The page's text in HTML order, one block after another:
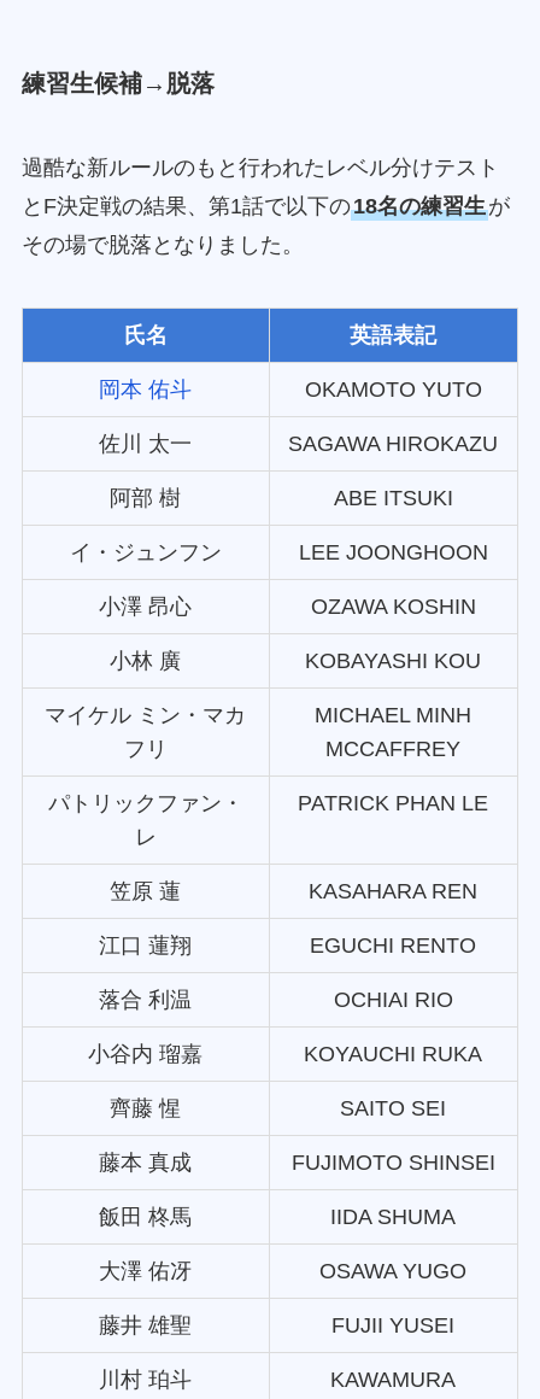
練習生候補→脱落
過酷な新ルールのもと行われたレベル分けテスト
とF決定戦の結果、第1話で以下の18名の練習生が
その場で脱落となりました。
氏名 英語表記
岡本 佑斗 OKAMOTO YUTO
佐川 太一 SAGAWA HIROKAZU
阿部 樹 ABE ITSUKI
イ・ジュンフン LEE JOONGHOON
小澤 昂心 OZAWA KOSHIN
小林 廣 KOBAYASHI KOU
マイケル ミン・マカ
フリ
MICHAEL MINH
MCCAFFREY
パトリックファン・
レ
PATRICK PHAN LE
笠原 蓮 KASAHARA REN
江口 蓮翔 EGUCHI RENTO
落合 利温 OCHIAI RIO
小谷内 瑠嘉 KOYAUCHI RUKA
齊藤 惺 SAITO SEI
藤本 真成 FUJIMOTO SHINSEI
飯田 柊馬 IIDA SHUMA
大澤 佑冴 OSAWA YUGO
藤井 雄聖 FUJII YUSEI
川村 珀斗
KAWAMURA